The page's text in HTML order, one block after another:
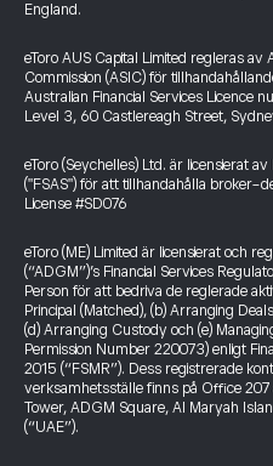
England.
eToro AUS Capital Limited regleras
Commission (ASIC) för
Australian Financial Services Licence
Level 3, 60 Castlereagh Street,
eToro (Seychelles) Ltd. är licensierat
("FSAS") för att tillhandahålla broker-
License #SD076
eToro (ME) Limited är licensierat och
(“ADGM”)’s Financial Services
Person för att bedriva de reglerade
Principal (Matched), (b) Arranging
(d) Arranging Custody och (e)
Permission Number 220073) enligt
2015 (“FSMR”). Dess registrerade
verksamhetsställe finns på Office
Tower, ADGM Square, Al Maryah
(“UAE”).